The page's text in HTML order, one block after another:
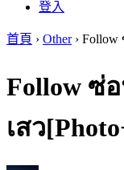
登入
首頁 › Other › Follow
Follow ซ่
เสว